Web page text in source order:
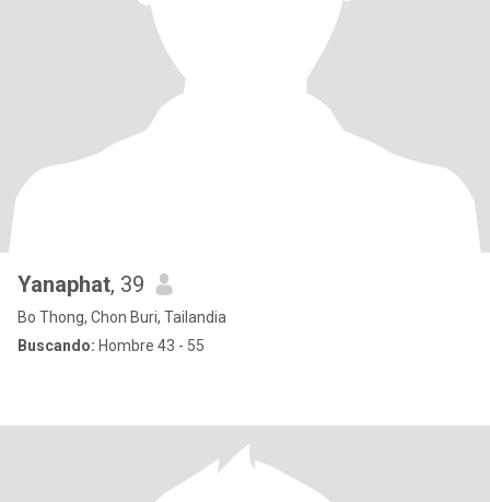
Yanaphat, 39
Bo Thong, Chon Buri, Tailandia
Buscando: Hombre 43 - 55